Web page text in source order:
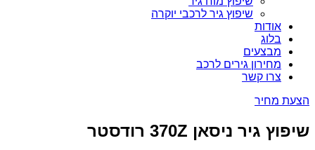
שיפוץ גיר לרכבי יוקרה
אודות
בלוג
מבצעים
מחירון גירים לרכב
צרו קשר
הצעת מחיר
שיפוץ גיר ניסאן 370Z רודסטר